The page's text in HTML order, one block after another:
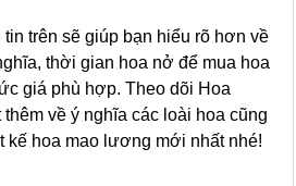
trên sẽ giúp bạn hiểu rõ hơn về
thời gian hoa nở để mua hoa
giá phù hợp. Theo dõi Hoa
về ý nghĩa các loài hoa cũng
kế hoa mao lương mới nhất nhé!